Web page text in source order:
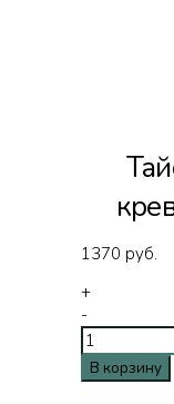
1370 руб.
+
-
В корзину